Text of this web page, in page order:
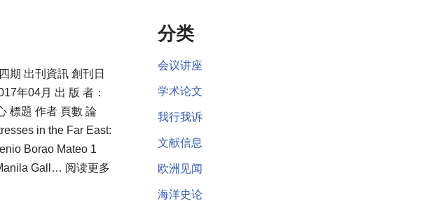
期 出刊資訊 創刊日
年04月 出 版 者：
標題 作者 頁數 論
in the Far East:
Borao Mateo 1
Gall… 阅读更多
分类
会议讲座
学术论文
我行我诉
文献信息
欧洲见闻
海洋史论